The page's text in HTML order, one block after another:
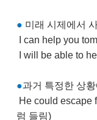
● 미래 시제에서
I can help you
I will be able to
●과거 특정한 상
He could escape
럼 들림)